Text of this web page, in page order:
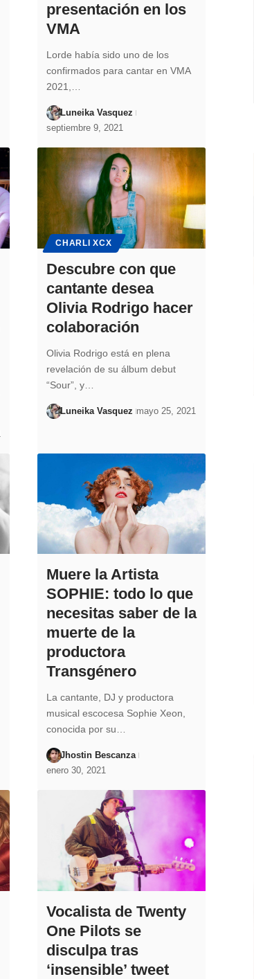
presentación en los
VMA
Lorde había sido uno de los
confirmados para cantar en VMA
2021,…
Luneika Vasquez
septiembre 9, 2021
CHARLI XCX
Descubre con que
cantante desea
Olivia Rodrigo hacer
colaboración
Olivia Rodrigo está en plena
revelación de su álbum debut
“Sour”, y…
Luneika Vasquez mayo 25, 2021
Muere la Artista
SOPHIE: todo lo que
necesitas saber de la
muerte de la
productora
Transgénero
La cantante, DJ y productora
musical escocesa Sophie Xeon,
conocida por su…
Jhostin Bescanza
enero 30, 2021
Vocalista de Twenty
One Pilots se
disculpa tras
‘insensible’ tweet